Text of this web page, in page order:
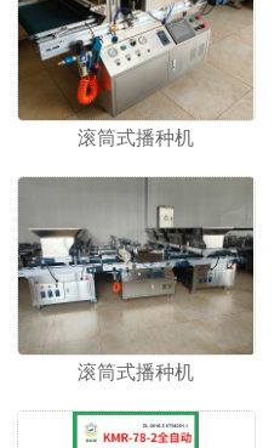
滚筒式播种机
滚筒式播种机